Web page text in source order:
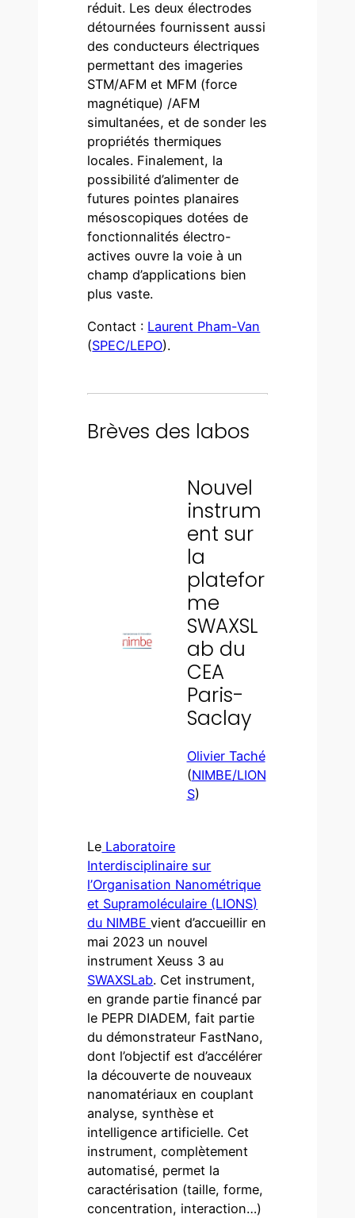
réduit. Les deux électrodes
détournées fournissent aussi
des conducteurs électriques
permettant des imageries
STM/AFM et MFM (force
magnétique) /AFM
simultanées, et de sonder les
propriétés thermiques
locales. Finalement, la
possibilité d’alimenter de
futures pointes planaires
mésoscopiques dotées de
fonctionnalités électro-
actives ouvre la voie à un
champ d’applications bien
plus vaste.
Contact : Laurent Pham-Van
(SPEC/LEPO).
Brèves des labos
Nouvel
instrum
ent sur
la
platefor
me
SWAXSL
ab du
CEA
Paris-
Saclay
Olivier Taché
(NIMBE/LION
S)
Le Laboratoire
Interdisciplinaire sur
l’Organisation Nanométrique
et Supramoléculaire (LIONS)
du NIMBEvient d’accueillir en
mai 2023 un nouvel
instrument Xeuss 3 au
SWAXSLab. Cet instrument,
en grande partie financé par
le PEPR DIADEM, fait partie
du démonstrateur FastNano,
dont l’objectif est d’accélérer
la découverte de nouveaux
nanomatériaux en couplant
analyse, synthèse et
intelligence artificielle. Cet
instrument, complètement
automatisé, permet la
caractérisation (taille, forme,
concentration, interaction…)